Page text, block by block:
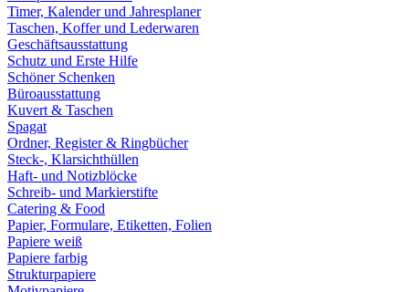
Timer, Kalender und Jahresplaner
Taschen, Koffer und Lederwaren
Geschäftsausstattung
Schutz und Erste Hilfe
Schöner Schenken
Büroausstattung
Kuvert & Taschen
Spagat
Ordner, Register & Ringbücher
Steck-, Klarsichthüllen
Haft- und Notizblöcke
Schreib- und Markierstifte
Catering & Food
Papier, Formulare, Etiketten, Folien
Papiere weiß
Papiere farbig
Strukturpapiere